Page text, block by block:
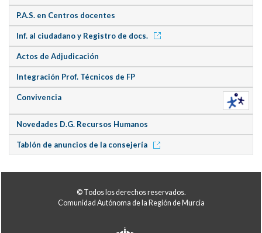
P.A.S. en Centros docentes
Inf. al ciudadano y Registro de docs.
Actos de Adjudicación
Integración Prof. Técnicos de FP
Convivencia
Novedades D.G. Recursos Humanos
Tablón de anuncios de la consejería
© Todos los derechos reservados.
Comunidad Autónoma de la Región de Murcia